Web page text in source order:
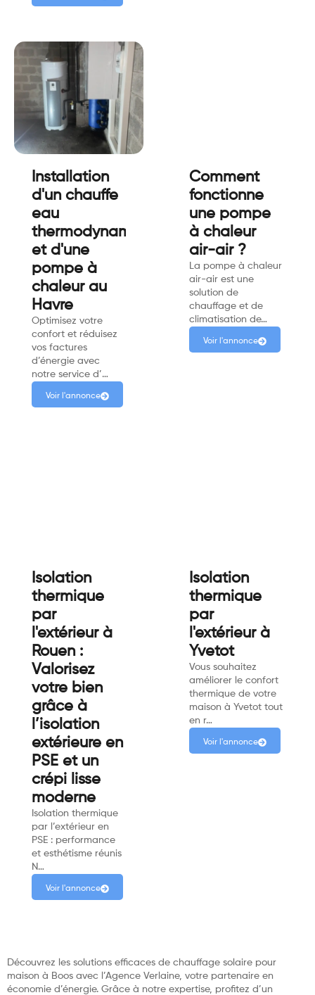
Installation
d'un chauffe
eau
thermodynamique
et d'une
pompe à
chaleur au
Havre
Optimisez votre
confort et réduisez
vos factures
d’énergie avec
notre service d’…
Voir l'annonce
Comment
fonctionne
une pompe
à chaleur
air-air ?
La pompe à chaleur
air-air est une
solution de
chauffage et de
climatisation de…
Voir l'annonce
Isolation
thermique
par
l'extérieur à
Rouen :
Valorisez
votre bien
grâce à
l’isolation
extérieure en
PSE et un
crépi lisse
moderne
Isolation thermique
par l’extérieur en
PSE : performance
et esthétisme réunis
N…
Voir l'annonce
Isolation
thermique
par
l'extérieur à
Yvetot
Vous souhaitez
améliorer le confort
thermique de votre
maison à Yvetot tout
en r…
Voir l'annonce
Découvrez les solutions efficaces de chauffage solaire pour
maison à Boos avec l’Agence Verlaine, votre partenaire en
économie d’énergie. Grâce à notre expertise, profitez d’un